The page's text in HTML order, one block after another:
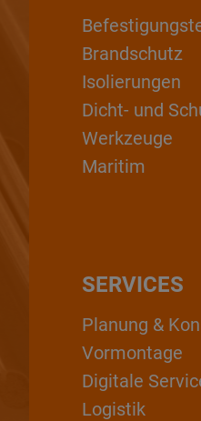
Brandschutz
Isolierungen
Dicht- und
Werkzeuge
Maritim
SERVICES
Planung &
Vormontage
Digitale
Logistik